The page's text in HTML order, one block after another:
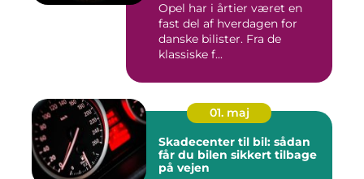
Opel har i årtier været en
fast del af hverdagen for
danske bilister. Fra de
klassiske f...
01. maj
Skadecenter til bil: sådan
får du bilen sikkert tilbage
på vejen